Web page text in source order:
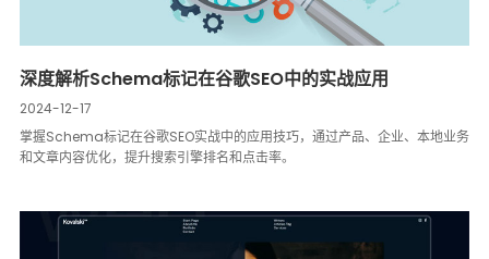
深度解析Schema标记在谷歌SEO中的实战应用
2024-12-17
掌握Schema标记在谷歌SEO实战中的应用技巧，通过产品、企业、本地业务
和文章内容优化，提升搜索引擎排名和点击率。